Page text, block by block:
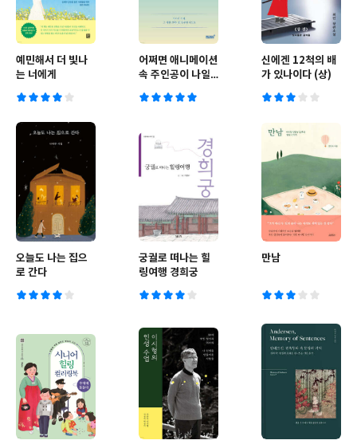
예민해서 더 빛나
는 너에게
어쩌면 애니메이션
속 주인공이 나일
신에겐 12척의 배
가 있나이다 (상)
오늘도 나는 집으
로 간다
궁궐로 떠나는 힐
링여행 경희궁
만남